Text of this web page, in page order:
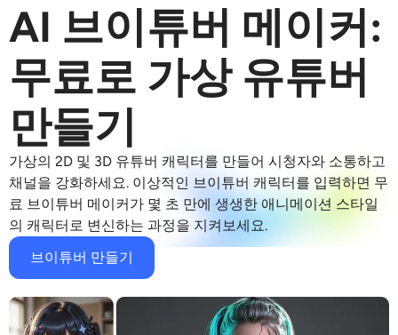
텍스트를 비디오로
비디오 효과
AI 키스 생성기
AI 포옹 생성기
AI 댄스 생성기
비디오 효과
AI 이미지
이미지 변환
텍스트를 이미지로
나노 바나나 플럭스 Kontext
AI 도구
사진 편집 및 제작 도구
사진 인핸서
개체 제거기
가격
AI 브이튜버 메이커:
무료로 가상 유튜버
만들기
가상의 2D 및 3D 유튜버 캐릭터를 만들어 시청자와 소통하고
채널을 강화하세요. 이상적인 브이튜버 캐릭터를 입력하면 무
료 브이튜버 메이커가 몇 초 만에 생생한 애니메이션 스타일
의 캐릭터로 변신하는 과정을 지켜보세요.
브이튜버 만들기